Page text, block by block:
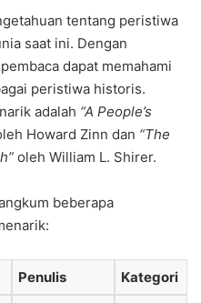
tentang peristiwa
saat ini. Dengan
dapat memahami
peristiwa historis.
adalah “A People’s
Howard Zinn dan “The
oleh William L. Shirer.
beberapa
Penulis Kategori